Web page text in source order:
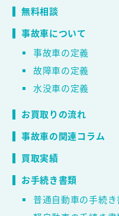
無料相談
事故車について
事故車の定義
故障車の定義
水没車の定義
お買取りの流れ
事故車の関連コラム
買取実績
お手続き書類
普通自動車の手続き